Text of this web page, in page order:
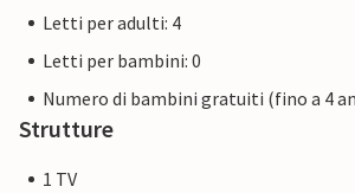
Letti per adulti: 4
Letti per bambini: 0
Numero di bambini gratuiti (fino a 4
Strutture
1 TV